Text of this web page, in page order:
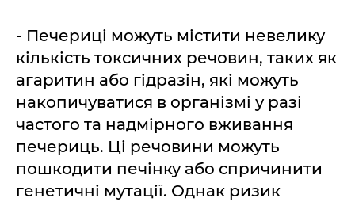
- Печериці можуть містити невелику
кількість токсичних речовин, таких як
агаритин або гідразін, які можуть
накопичуватися в організмі у разі
частого та надмірного вживання
печериць. Ці речовини можуть
пошкодити печінку або спричинити
генетичні мутації. Однак ризик